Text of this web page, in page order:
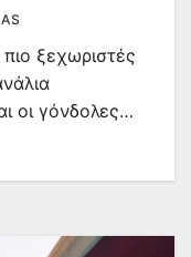
ξεχωριστές
οι γόνδολες…